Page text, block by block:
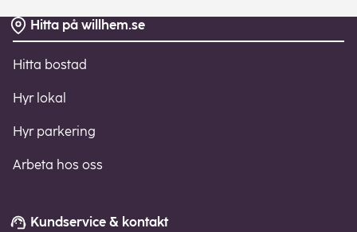
Sidfot
Hitta på willhem.se
Hitta bostad
Hyr lokal
Hyr parkering
Arbeta hos oss
Kundservice & kontakt